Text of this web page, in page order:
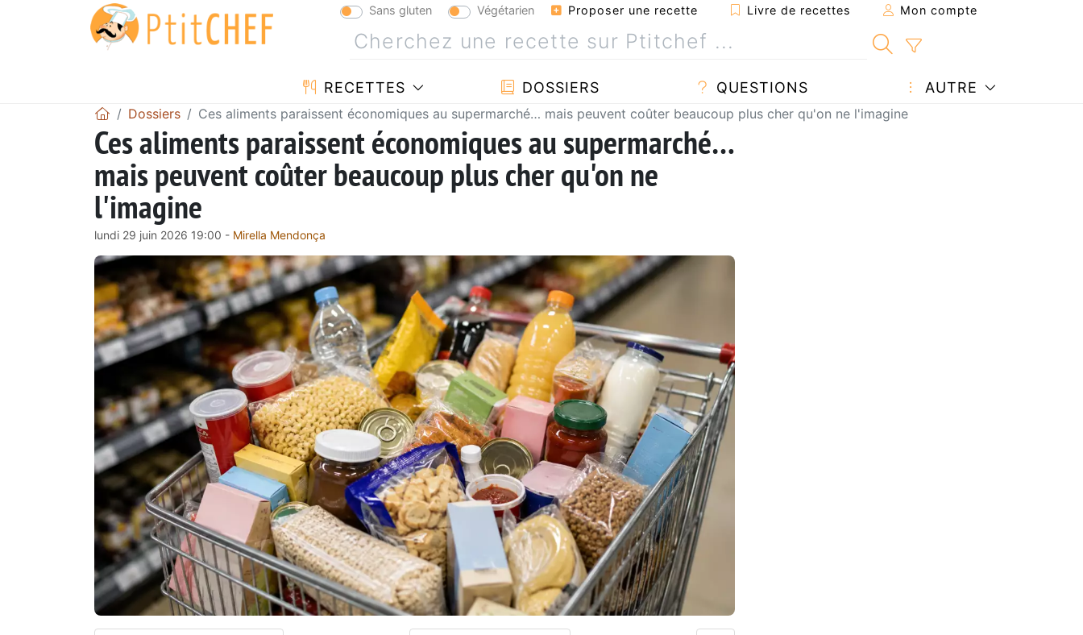
Sans gluten Végétarien Proposer une recette Livre de recettes Mon compte
RECETTES DOSSIERS QUESTIONS AUTRE
Dossiers Ces aliments paraissent économiques au supermarché… mais peuvent coûter beaucoup plus cher qu'on ne l'imagine
Ces aliments paraissent économiques au supermarché…
mais peuvent coûter beaucoup plus cher qu'on ne
l'imagine
lundi 29 juin 2026 19:00 - Mirella Mendonça